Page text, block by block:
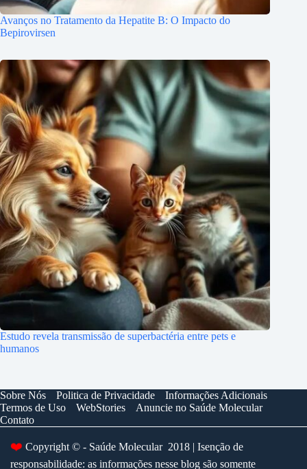
Avanços no Tratamento da Hepatite B: O Impacto do
Bepirovirsen
Estudo revela transmissão de superbactéria entre pets e
humanos
Sobre Nós Politica de Privacidade
Informações Adicionais
Termos de Uso
WebStories
Anuncie no Saúde Molecular
Contato
❤️ Copyright © - Saúde Molecular 2018 | Isenção de
responsabilidade: as informações nesse blog são somente